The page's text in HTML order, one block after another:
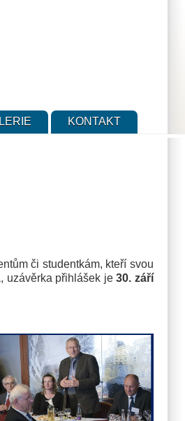
KONTAKT
či studentkám, kteří svou
uzávěrka přihlášek je30. září